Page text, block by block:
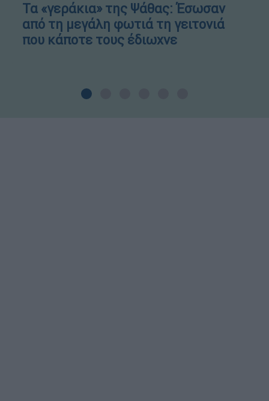
Τα «γεράκια» της Ψάθας: Έσωσαν
από τη μεγάλη φωτιά τη γειτονιά
που κάποτε τους έδιωχνε